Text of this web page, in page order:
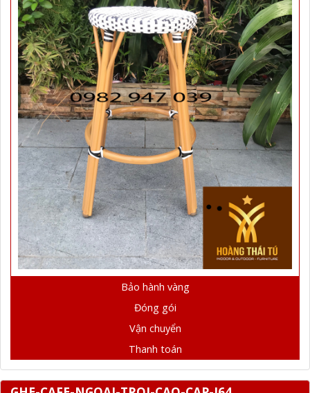
Bảo hành vàng
Đóng gói
Vận chuyển
Thanh toán